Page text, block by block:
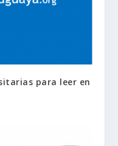
para leer en